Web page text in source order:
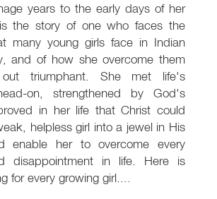
years to the early days of her
the story of one who faces the
many young girls face in Indian
and of how she overcome them
triumphant. She met life's
on, strengthened by God's
in her life that Christ could
helpless girl into a jewel in His
enable her to overcome every
disappointment in life. Here is
for every growing girl....